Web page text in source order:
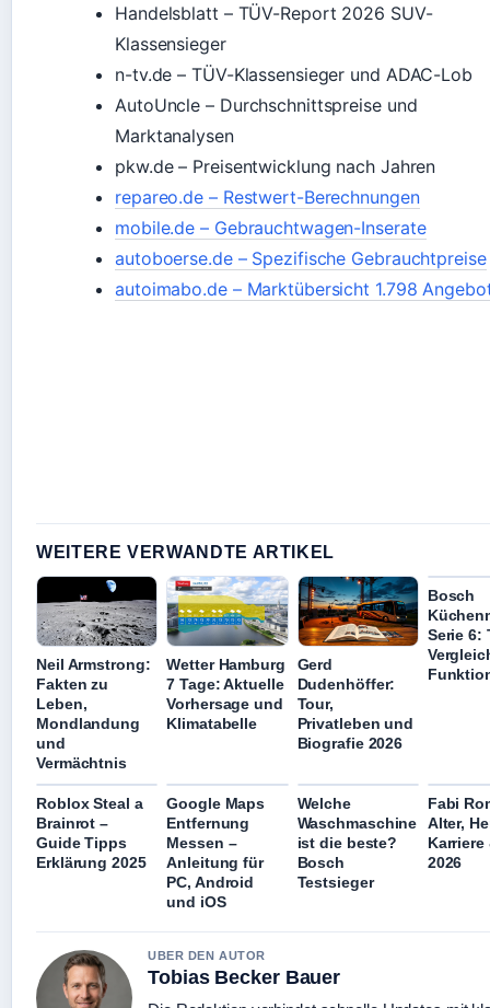
Handelsblatt – TÜV-Report 2026 SUV-
Klassensieger
n-tv.de – TÜV-Klassensieger und ADAC-Lob
AutoUncle – Durchschnittspreise und
Marktanalysen
pkw.de – Preisentwicklung nach Jahren
repareo.de – Restwert-Berechnungen
mobile.de – Gebrauchtwagen-Inserate
autoboerse.de – Spezifische Gebrauchtpreise
autoimabo.de – Marktübersicht 1.798
WEITERE VERWANDTE ARTIKEL
Neil Armstrong:
Fakten zu
Leben,
Mondlandung
und
Vermächtnis
Wetter Hamburg
7 Tage: Aktuelle
Vorhersage und
Klimatabelle
Gerd
Dudenhöffer:
Tour,
Privatleben und
Biografie 2026
Bosch
Serie 6:
Roblox Steal a
Brainrot –
Guide Tipps
Erklärung 2025
Google Maps
Entfernung
Messen –
Anleitung für
PC, Android
und iOS
Welche
Waschmaschine
ist die beste?
Bosch
Testsieger
Fabi
Alter,
Karriere
2026
UBER DEN AUTOR
Tobias Becker Bauer